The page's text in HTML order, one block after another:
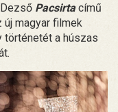
Pacsirtacímű
magyar filmek
történetét a húszas